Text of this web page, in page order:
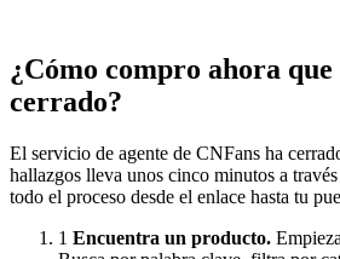
¿Cómo compro ahora que
cerrado?
El servicio de agente de CNFans ha
hallazgos lleva unos cinco minutos a
todo el proceso desde el enlace hasta tu
1 Encuentra un producto.